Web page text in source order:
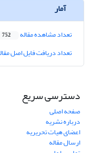
آمار
تعداد مشاهده مقاله 752
تعداد دریافت فایل اصل
دسترسی سریع
صفحه اصلی
درباره نشریه
اعضای هیات تحریریه
ارسال مقاله